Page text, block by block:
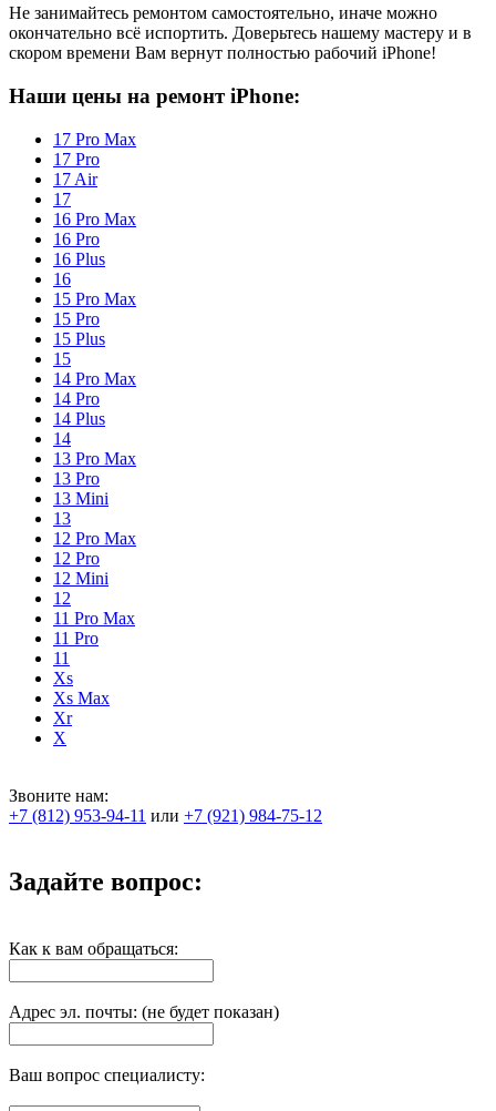
Не занимайтесь ремонтом самостоятельно, иначе можно
окончательно всё испортить. Доверьтесь нашему мастеру и в
скором времени Вам вернут полностью рабочий iPhone!
Наши цены на ремонт iPhone:
17 Pro Max
17 Pro
17 Air
17
16 Pro Max
16 Pro
16 Plus
16
15 Pro Max
15 Pro
15 Plus
15
14 Pro Max
14 Pro
14 Plus
14
13 Pro Max
13 Pro
13 Mini
13
12 Pro Max
12 Pro
12 Mini
12
11 Pro Max
11 Pro
11
Xs
Xs Max
Xr
X
Звоните нам:
+7 (812) 953-94-11 или +7 (921) 984-75-12
Задайте вопрос:
Как к вам обращаться:
Адрес эл. почты: (не будет показан)
Ваш вопрос специалисту: